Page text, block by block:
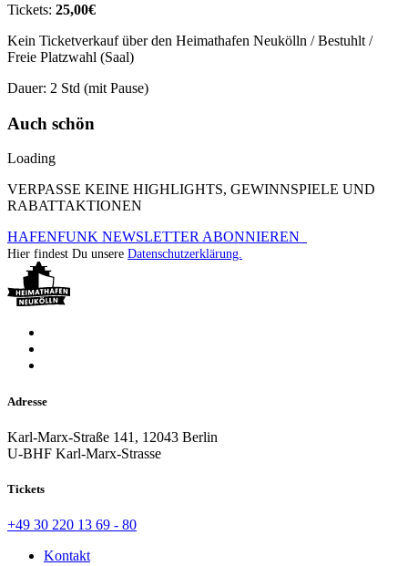
Tickets: 25,00€
Kein Ticketverkauf über den Heimathafen Neukölln / Bestuhlt /
Freie Platzwahl (Saal)
Dauer: 2 Std (mit Pause)
Auch schön
Loading
VERPASSE KEINE HIGHLIGHTS, GEWINNSPIELE UND
RABATTAKTIONEN
HAFENFUNK NEWSLETTER ABONNIEREN
Hier findest Du unsere Datenschutzerklärung.
Adresse
Karl-Marx-Straße 141, 12043 Berlin
U-BHF Karl-Marx-Strasse
Tickets
+49 30 220 13 69 - 80
Kontakt